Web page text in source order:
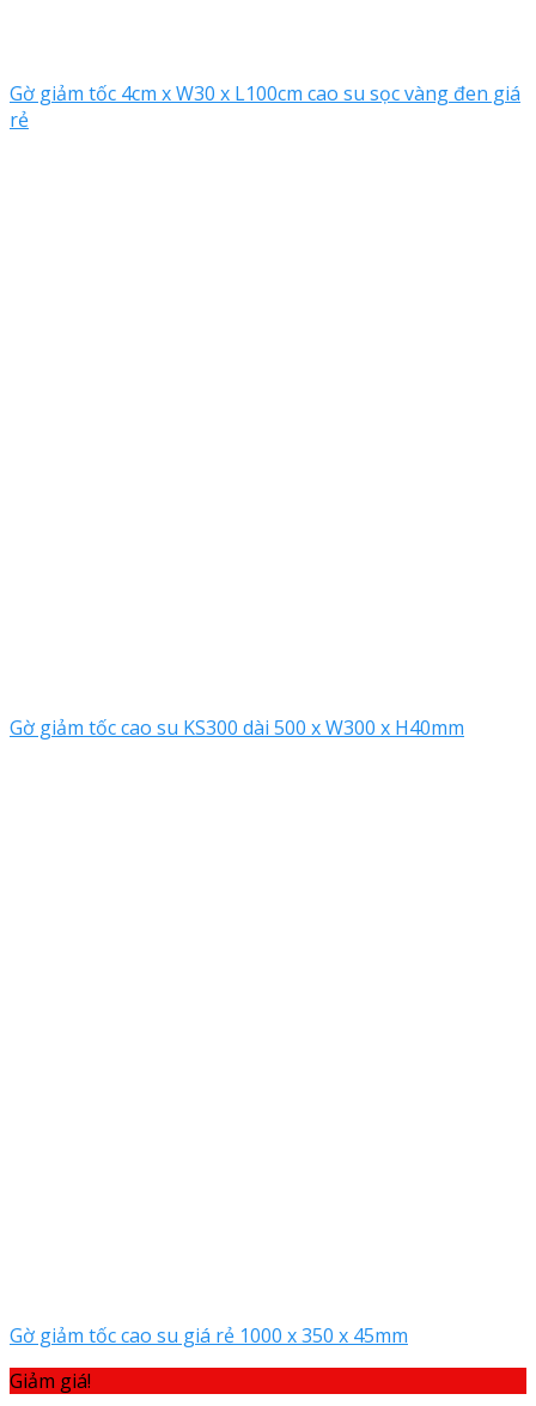
Gờ giảm tốc 4cm x W30 x L100cm cao su sọc vàng đen giá
rẻ
Gờ giảm tốc cao su KS300 dài 500 x W300 x H40mm
Gờ giảm tốc cao su giá rẻ 1000 x 350 x 45mm
Giảm giá!